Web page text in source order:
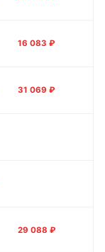
16 083 ₽
31 069 ₽
29 088 ₽